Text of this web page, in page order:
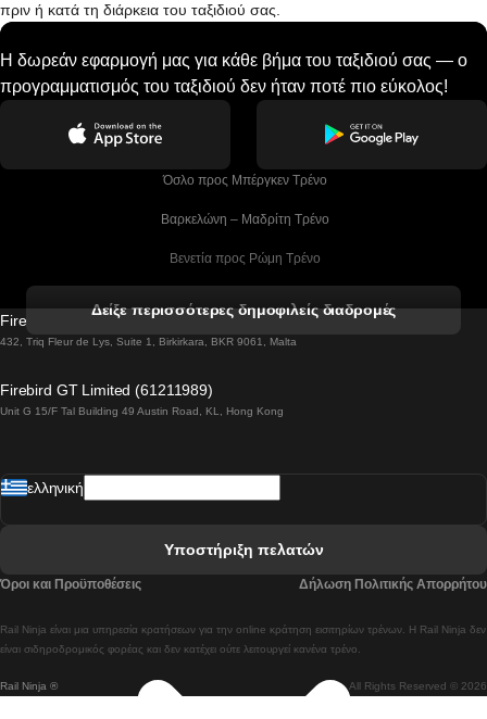
πριν ή κατά τη διάρκεια του ταξιδιού σας.
Η δωρεάν εφαρμογή μας για κάθε βήμα του ταξιδιού σας — ο
προγραμματισμός του ταξιδιού δεν ήταν ποτέ πιο εύκολος!
Όσλο προς Μπέργκεν Tρένο
Βαρκελώνη – Μαδρίτη Tρένο
Βενετία προς Ρώμη Τρένο
Βιέννη προς Σάλτσμπουργκ Τρένα
Βουδαπέστη προς Πράγα Tρένο
Λισαβόνα προς Λάγος Tρένο
Λισαβόνα προς Μαδρίτη Τρένα
Δείξε περισσότερες δημοφιλείς διαδρομές
Firebird GT Limited (OC 1451)
432, Triq Fleur de Lys, Suite 1, Birkirkara, BKR 9061, Malta
Firebird GT Limited (61211989)
Unit G 15/F Tal Building 49 Austin Road, KL, Hong Kong
Rail Ninja ® All Rights Reserved © 2026
Rail Ninja είναι μια υπηρεσία κρατήσεων για την online κράτηση εισιτηρίων τρένων. Η Rail Ninja δεν
είναι σιδηροδρομικός φορέας και δεν κατέχει ούτε λειτουργεί κανένα τρένο.
ελληνική
Υποστήριξη πελατών
Όροι και Προϋποθέσεις Δήλωση Πολιτικής Απορρήτου